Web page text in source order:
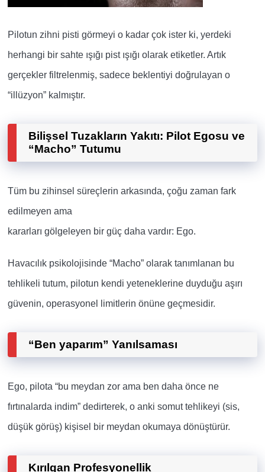
Pilotun zihni pisti görmeyi o kadar çok ister ki, yerdeki
herhangi bir sahte ışığı pist ışığı olarak etiketler. Artık
gerçekler filtrelenmiş, sadece beklentiyi doğrulayan o
“illüzyon” kalmıştır.
Bilişsel Tuzakların Yakıtı: Pilot Egosu ve
“Macho” Tutumu
Tüm bu zihinsel süreçlerin arkasında, çoğu zaman fark
edilmeyen ama
kararları gölgeleyen bir güç daha vardır: Ego.
Havacılık psikolojisinde “Macho” olarak tanımlanan bu
tehlikeli tutum, pilotun kendi yeteneklerine duyduğu aşırı
güvenin, operasyonel limitlerin önüne geçmesidir.
“Ben yaparım” Yanılsaması
Ego, pilota “bu meydan zor ama ben daha önce ne
fırtınalarda indim” dedirterek, o anki somut tehlikeyi (sis,
düşük görüş) kişisel bir meydan okumaya dönüştürür.
Kırılgan Profesyonellik